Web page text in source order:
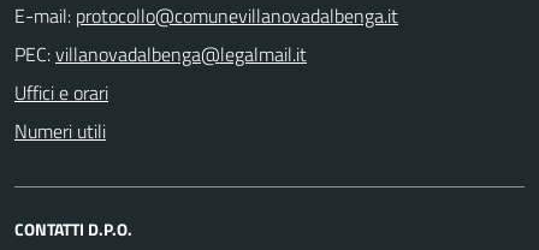
E-mail:
PEC:
Uffici e orari
Numeri utili
CONTATTI D.P.O.